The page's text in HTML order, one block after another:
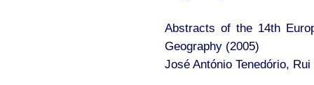
Abstracts of the 14th
Geography (2005)
José António Tenedório,